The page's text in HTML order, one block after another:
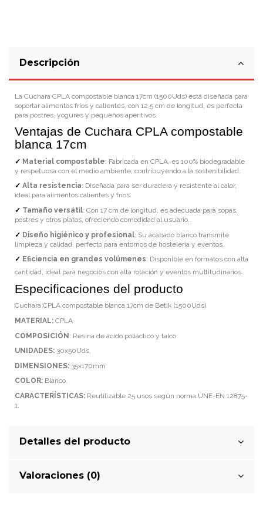
Descripción
La Cuchara CPLA compostable blanca 17cm (1500Uds) está diseñada para
soportar alimentos fríos y calientes, con 12,5 cm de longitud, es perfecta
para postres, yogures y pequeños aperitivos.
Ventajas de Cuchara CPLA compostable
blanca 17cm
✓ Material compostable: Fabricada en CPLA, es 100% biodegradable
y respetuosa con el medio ambiente, contribuyendo a la sostenibilidad.
✓ Alta resistencia: Diseñada para ser duradera y resistente al calor,
ideal para alimentos calientes y fríos.
✓ Tamaño versátil: Con 17 cm de longitud, es adecuada para sopas,
postres y otros platos, ofreciendo comodidad al usuario.
✓ Diseño higiénico y profesional: Su acabado blanco transmite
limpieza y calidad, perfecto para entornos de hostelería y eventos.
✓ Eficiencia en grandes volúmenes: Disponible en formatos con alta
cantidad, ideal para negocios con alta rotación y eventos multitudinarios
Especificaciones del producto
Cuchara CPLA compostable blanca 17cm de Betik (1500Uds)
MATERIAL: CPLA
COMPOSICIÓN: Resina de ácido poliáctico y talco
UNIDADES: 30x50Uds.
DIMENSIONES: 35x170mm
COLOR: Blanco.
CARACTERÍSTICAS: Reutilizable 25 usos según norma UNE-EN 12875-
1.
Detalles del producto
Valoraciones (0)